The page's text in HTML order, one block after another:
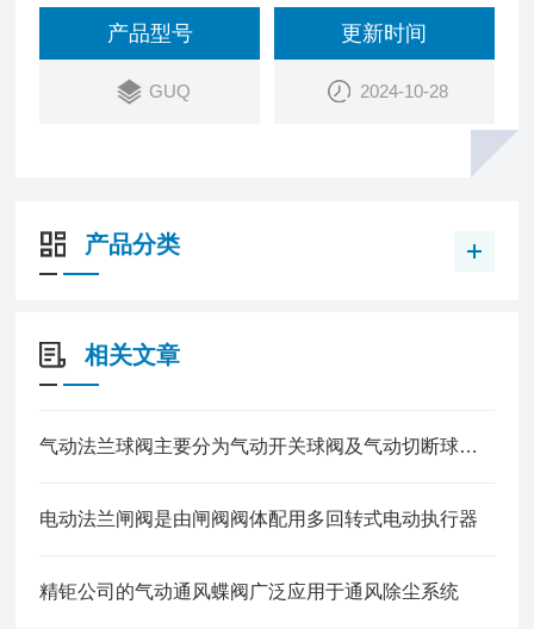
品、制药、饮料、化妆品及化工领域。
产品型号
GUQ
更新时间
2024-10-28
产品分类
相关文章
​气动法兰球阀主要分为气动开关球阀及气动切断球阀两大类
电动法兰闸阀是由闸阀阀体配用多回转式电动执行器
精钜公司的气动通风蝶阀广泛应用于通风除尘系统